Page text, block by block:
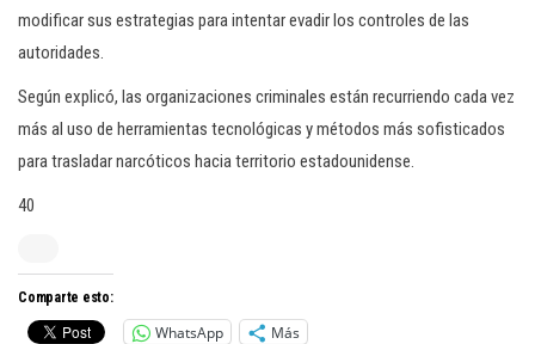
modificar sus estrategias para intentar evadir los controles de las
autoridades.
Según explicó, las organizaciones criminales están recurriendo cada vez
más al uso de herramientas tecnológicas y métodos más sofisticados
para trasladar narcóticos hacia territorio estadounidense.
40
Comparte esto:
WhatsApp Más